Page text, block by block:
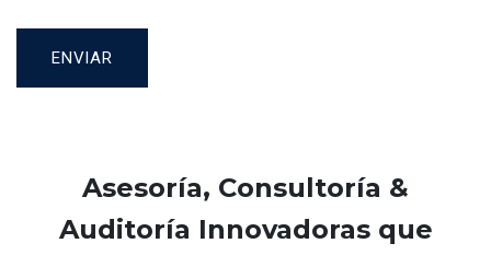
ENVIAR
Asesoría, Consultoría &
Auditoría Innovadoras que